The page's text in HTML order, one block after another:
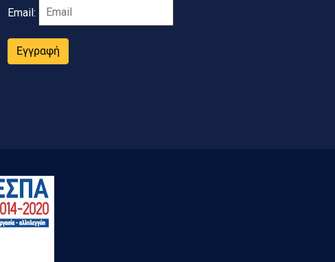
Email:
Εγγραφή